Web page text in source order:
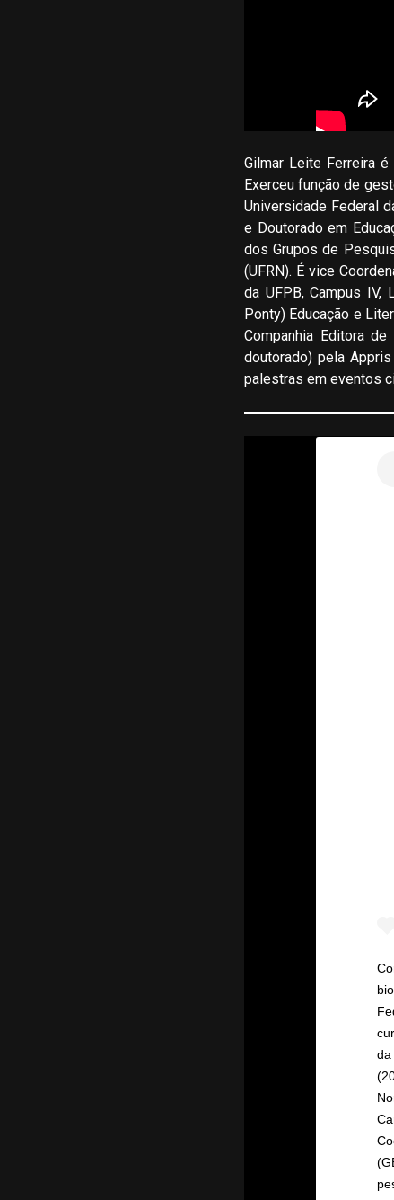
Gilmar Leite Ferreira é
Exerceu função de
Universidade Federal
e Doutorado em
dos Grupos de
(UFRN). É vice
da UFPB, Campus IV,
Ponty) Educação e
Companhia Editora
doutorado) pela
palestras em eventos